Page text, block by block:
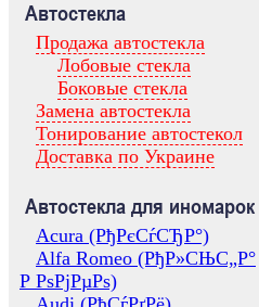
Автостекла
Продажа автостекла
Лобовые стекла
Боковые стекла
Замена автостекла
Тонирование автостекол
Доставка по Украине
Автостекла для иномарок
Acura (РђРєСѓСЂР°)
Alfa Romeo (РђР»СЊС„Р°
Р РѕРјРµРѕ)